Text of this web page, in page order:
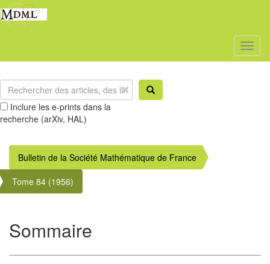
Inclure les e-prints dans la
recherche (arXiv, HAL)
Bulletin de la Société Mathématique de France
Tome 84 (1956)
Sommaire